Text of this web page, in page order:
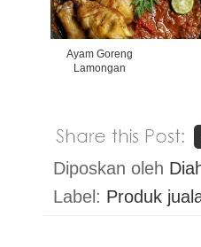
Ayam Goreng
Lamongan
Diposkan oleh
Label: Produk